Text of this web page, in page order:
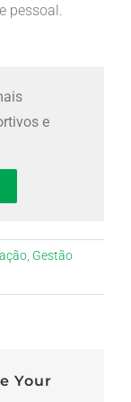
pessoal.
e
Gestão
Your